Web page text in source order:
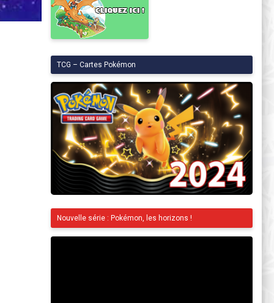
TCG – Cartes Pokémon
Nouvelle série : Pokémon, les horizons !